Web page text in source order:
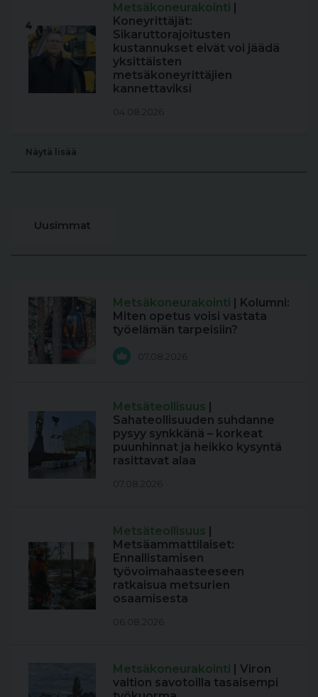
4
Metsäkoneurakointi |
Koneyrittäjät:
Sikaruttorajoitusten
kustannukset eivät voi jäädä
yksittäisten
metsäkoneyrittäjien
kannettaviksi
04.08.2026
Näytä lisää
Uusimmat
Metsäkoneurakointi | Kolumni:
Miten opetus voisi vastata
työelämän tarpeisiin?
07.08.2026
Metsäteollisuus |
Sahateollisuuden suhdanne
pysyy synkkänä – korkeat
puunhinnat ja heikko kysyntä
rasittavat alaa
07.08.2026
Metsäteollisuus |
Metsäammattilaiset:
Ennallistamisen
työvoimahaasteeseen
ratkaisua metsurien
osaamisesta
06.08.2026
Metsäkoneurakointi | Viron
valtion savotoilla tasaisempi